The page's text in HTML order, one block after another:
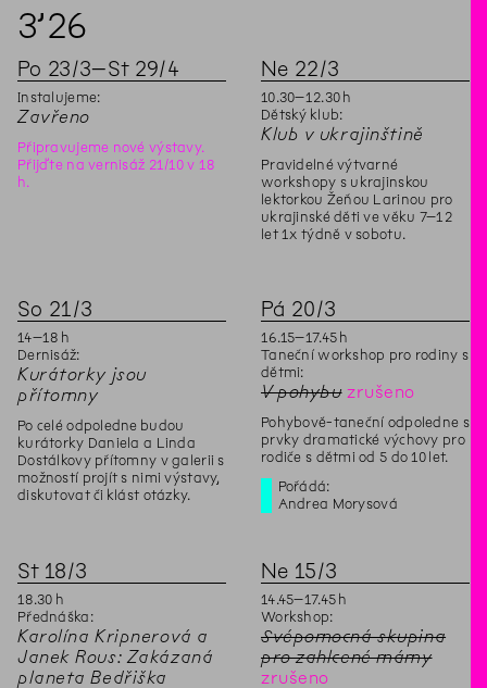
3’26
Po 23/3–St 29/4
Instalujeme:
Zavřeno
Připravujeme nové výstavy.
Přijďte na vernisáž 21/10 v 18
h.
Ne 22/3
10.30–12.30 h
Dětský klub:
Klub v ukrajinštině
Pravidelné výtvarné
workshopy s ukrajinskou
lektorkou Žeňou Larinou pro
ukrajinské děti ve věku 7–12
let 1x týdně v sobotu.
So 21 /3
14–18 h
Dernisáž:
Kurátorky jsou
přítomny
Po celé odpoledne budou
kurátorky Daniela a Linda
Dostálkovy přítomny v galerii s
možností projít s nimi výstavy,
diskutovat či klást otázky.
Pá 20/3
16.15–17.45 h
Taneční workshop pro rodiny s
dětmi:
V pohybuzrušeno
Pohybově-taneční odpoledne s
prvky dramatické výchovy pro
rodiče s dětmi od 5 do 10 let.
Pořádá:
Andrea Morysová
St 18/3
18.30 h
Přednáška:
Karolína Kripnerová a
Janek Rous: Zakázaná
planeta Bedřiška
Ne 15/3
14.45–17.45 h
Workshop:
Svépomocná skupina
pro zahlcené mámy
zrušeno